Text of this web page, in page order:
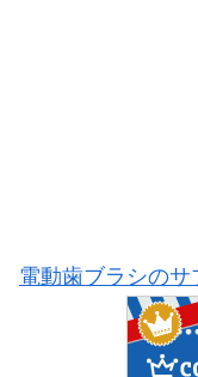
電動歯ブラシの